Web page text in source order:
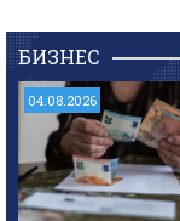
БИЗНЕС
04.08.2026